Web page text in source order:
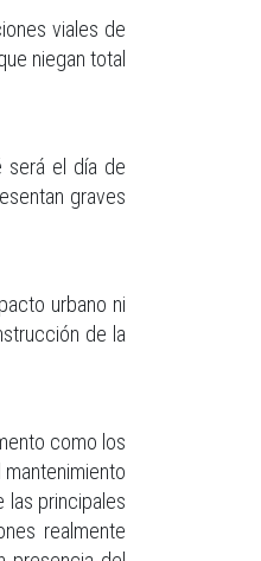
viales de
niegan total
será el día de
graves
urbano ni
de la
como los
las principales
realmente